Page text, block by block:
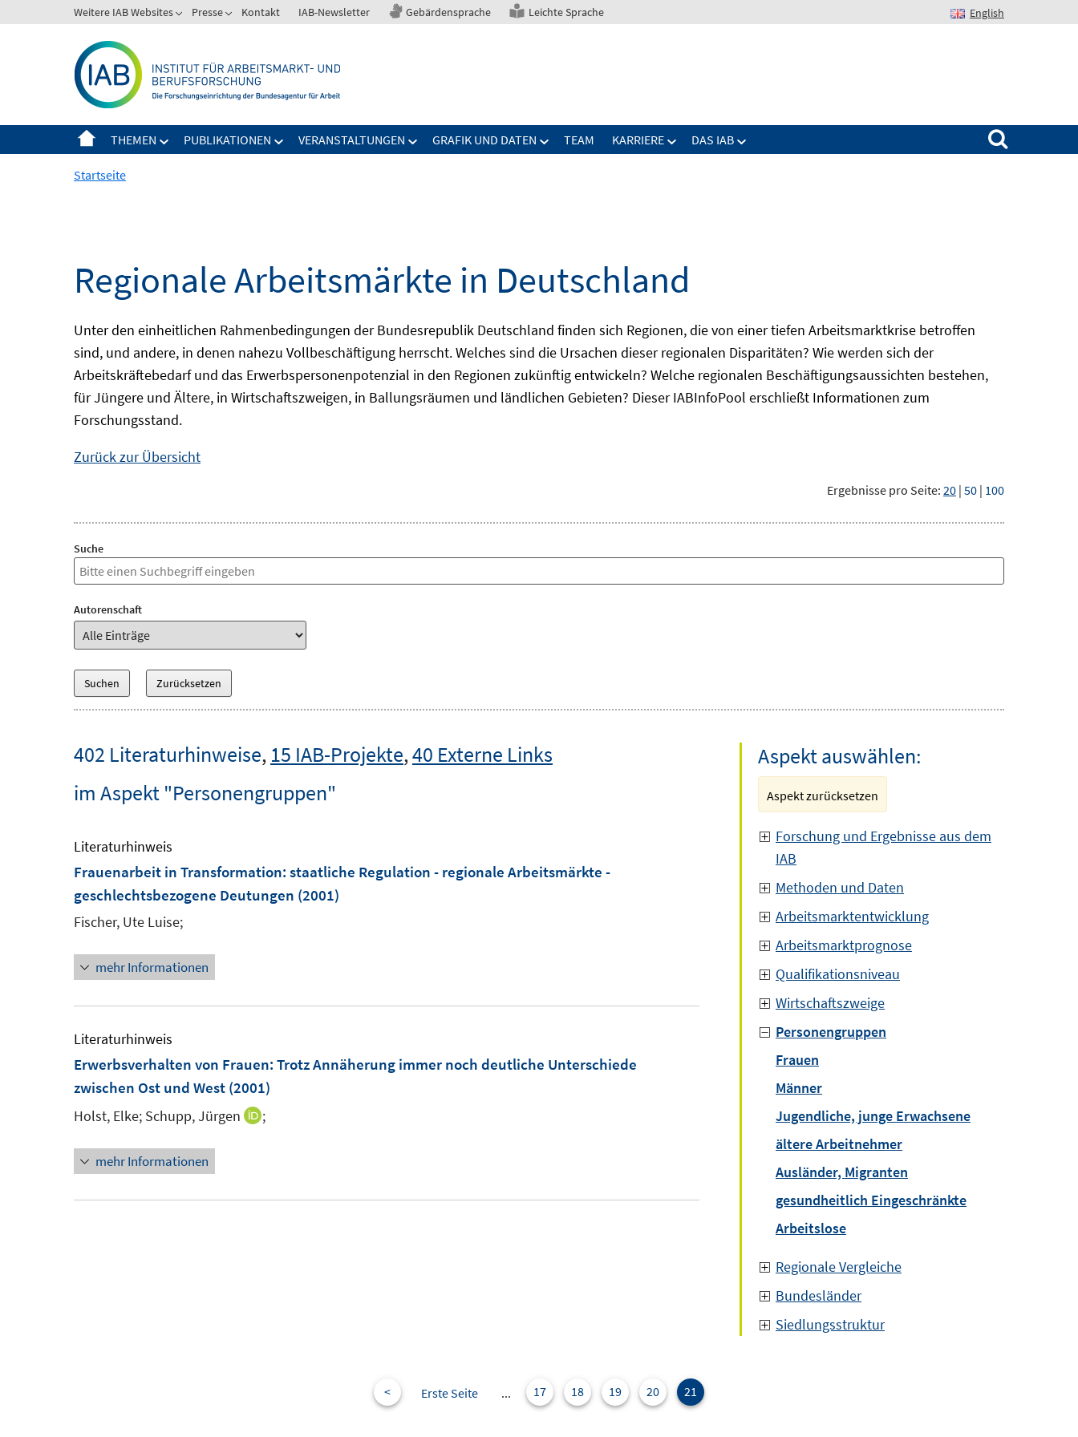
zum
Weitere IAB Websites Presse Kontakt IAB-Newsletter Gebärdensprache Leichte Sprache English
THEMEN PUBLIKATIONEN VERANSTALTUNGEN GRAFIK UND DATEN TEAM KARRIERE DAS IAB
Suchen nach:
Startseite
Regionale Arbeitsmärkte in Deutschland
Unter den einheitlichen Rahmenbedingungen der Bundesrepublik Deutschland finden sich Regionen, die von einer tiefen Arbeitsmarktkrise betroffen
sind, und andere, in denen nahezu Vollbeschäftigung herrscht. Welches sind die Ursachen dieser regionalen Disparitäten? Wie werden sich der
Arbeitskräftebedarf und das Erwerbspersonenpotenzial in den Regionen zukünftig entwickeln? Welche regionalen Beschäftigungsaussichten bestehen,
für Jüngere und Ältere, in Wirtschaftszweigen, in Ballungsräumen und ländlichen Gebieten? DieserIABInfoPool erschließt Informationen zum
Forschungsstand.
Zurück zur Übersicht
Ergebnisse pro Seite: 20 | 50 | 100
Suche
Autorenschaft
402 Literaturhinweise, 15 IAB-Projekte,40 Externe Links
im Aspekt "Personengruppen"
Literaturhinweis
Frauenarbeit in Transformation: staatliche Regulation - regionale Arbeitsmärkte -
geschlechtsbezogene Deutungen (2001)
Fischer, Ute Luise;
mehr Informationen
Literaturhinweis
Erwerbsverhalten von Frauen: Trotz Annäherung immer noch deutliche Unterschiede
zwischen Ost und West (2001)
Holst, Elke; Schupp, Jürgen
I
u
;
mehr Informationen
Aspekt auswählen:
Aspekt zurücksetzen
Forschung und Ergebnisse aus dem
IAB
Methoden und Daten
Arbeitsmarktentwicklung
Arbeitsmarktprognose
Qualifikationsniveau
Wirtschaftszweige
Personengruppen
Frauen
Männer
Jugendliche, junge Erwachsene
ältere Arbeitnehmer
Ausländer, Migranten
gesundheitlich Eingeschränkte
Arbeitslose
Regionale Vergleiche
Bundesländer
Siedlungsstruktur
< Erste Seite ... 17 18 19 20 21